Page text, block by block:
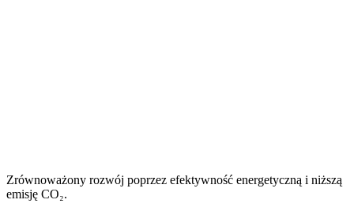
Zrównoważony rozwój poprzez efektywność energetyczną i niższą
emisję CO₂.